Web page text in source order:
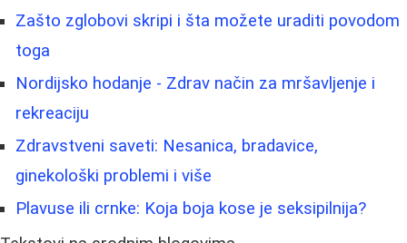
Zašto zglobovi skripi i šta možete uraditi povodom
toga
Nordijsko hodanje - Zdrav način za mršavljenje i
rekreaciju
Zdravstveni saveti: Nesanica, bradavice,
ginekološki problemi i više
Plavuse ili crnke: Koja boja kose je seksipilnija?